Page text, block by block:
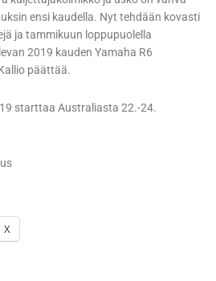
ensi kaudella. Nyt tehdään kovasti
ja tammikuun loppupuolella
2019 kauden Yamaha R6
päättää.
starttaa Australiasta 22.-24.
X